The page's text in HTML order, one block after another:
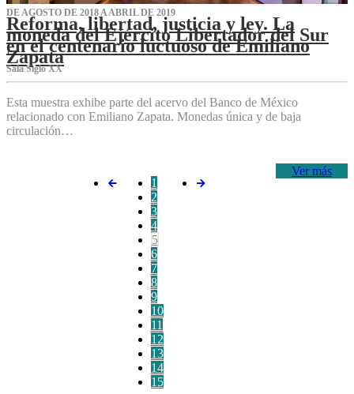
DE AGOSTO DE 2018 A ABRIL DE 2019
Reforma, libertad, justicia y ley. La
moneda del Ejército Libertador del Sur
en el centenario luctuoso de Emiliano
Zapata
Sala Siglo XX
Esta muestra exhibe parte del acervo del Banco de México
relacionado con Emiliano Zapata. Monedas única y de baja
circulación…
Ver más
1
2
3
4
5
6
7
8
9
10
11
12
13
14
15